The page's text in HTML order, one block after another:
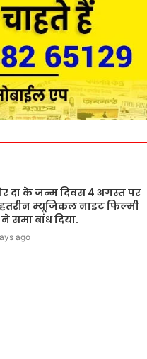
दा के जन्म दिवस 4 अगस्त पर
म्यूजिकल नाइट फिल्मी
ने समा बांध दिया.
ago